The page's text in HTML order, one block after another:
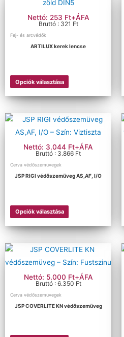
Nettó: 253 Ft+ÁFA
Bruttó : 321 Ft
Fej- és arcvédők
ARTILUX kerek lencse
Opciók választása
Nettó: 3.044 Ft+ÁFA
Bruttó : 3.866 Ft
Cerva védőszemüvegek
JSP RIGI védőszemüveg AS,AF, I/O
Opciók választása
Nettó: 5.000 Ft+ÁFA
Bruttó : 6.350 Ft
Cerva védőszemüvegek
JSP COVERLITE KN védőszemüveg